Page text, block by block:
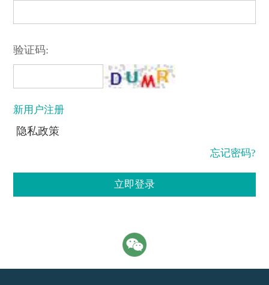
验证码:
新用户注册
隐私政策
忘记密码?
立即登录